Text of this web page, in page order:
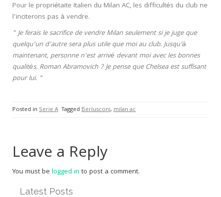
Pour le propriétaite Italien du Milan AC, les difficultés du club ne
l’inciterons pas à vendre.
” Je ferais le sacrifice de vendre Milan seulement si je juge que
quelqu’un d’autre sera plus utile que moi au club. Jusqu’à
maintenant, personne n’est arrivé devant moi avec les bonnes
qualités. Roman Abramovich ? Je pense que Chelsea est suffisant
pour lui. ”
Posted in Serie A Tagged Berlusconi, milan ac
Leave a Reply
You must be logged in to post a comment.
Latest Posts